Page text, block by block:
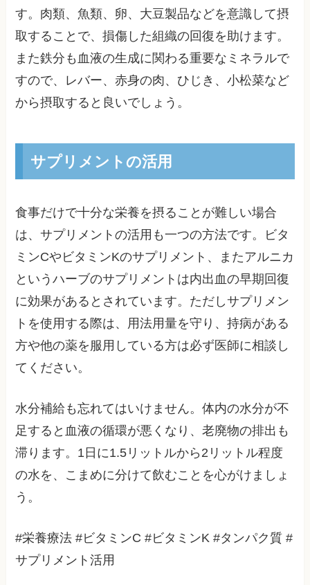
す。肉類、魚類、卵、大豆製品などを意識して摂
取することで、損傷した組織の回復を助けます。
また鉄分も血液の生成に関わる重要なミネラルで
すので、レバー、赤身の肉、ひじき、小松菜など
から摂取すると良いでしょう。
サプリメントの活用
食事だけで十分な栄養を摂ることが難しい場合
は、サプリメントの活用も一つの方法です。ビタ
ミンCやビタミンKのサプリメント、またアルニカ
というハーブのサプリメントは内出血の早期回復
に効果があるとされています。ただしサプリメン
トを使用する際は、用法用量を守り、持病がある
方や他の薬を服用している方は必ず医師に相談し
てください。
水分補給も忘れてはいけません。体内の水分が不
足すると血液の循環が悪くなり、老廃物の排出も
滞ります。1日に1.5リットルから2リットル程度
の水を、こまめに分けて飲むことを心がけましょ
う。
#栄養療法 #ビタミンC #ビタミンK #タンパク質 #
サプリメント活用